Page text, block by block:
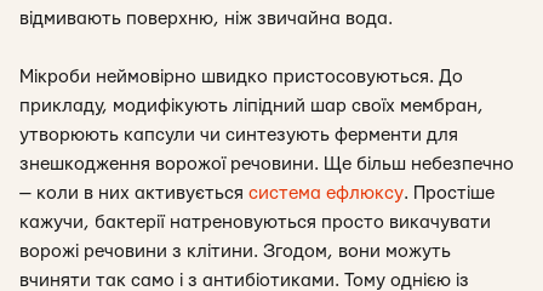
відмивають поверхню, ніж звичайна вода.
Мікроби неймовірно швидко пристосовуються. До
прикладу, модифікують ліпідний шар своїх мембран,
утворюють капсули чи синтезують ферменти для
знешкодження ворожої речовини. Ще більш небезпечно
— коли в них активується система ефлюксу. Простіше
кажучи, бактерії натреновуються просто викачувати
ворожі речовини з клітини. Згодом, вони можуть
вчиняти так само і з антибіотиками. Тому однією із